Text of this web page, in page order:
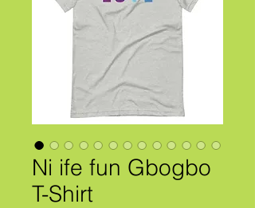
Ni ife fun Gbogbo
T-Shirt